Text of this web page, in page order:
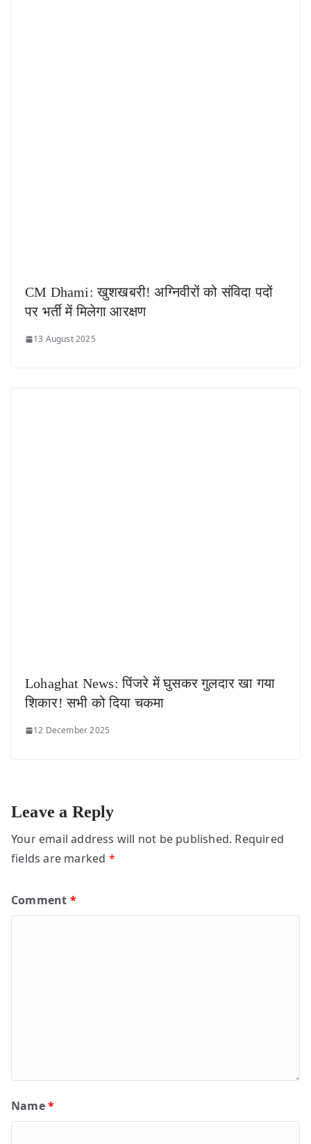
CM Dhami: खुशखबरी! अग्निवीरों को संविदा पदों
पर भर्ती में मिलेगा आरक्षण
13 August 2025
Lohaghat News: पिंजरे में घुसकर गुलदार खा गया
शिकार! सभी को दिया चकमा
12 December 2025
Leave a Reply
Your email address will not be published. Required
fields are marked *
Comment *
Name*